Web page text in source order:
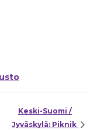
Keski-Suomi /
Jyväskylä: Piknik